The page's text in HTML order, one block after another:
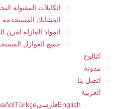
الكابلات المفتولة
المشابك المستخدمة في
المواد العازلة لفرن
جميع العوازل
كتالوج
مدونة
اتصل بنا
العربية
EnglishفارسیTürkçe